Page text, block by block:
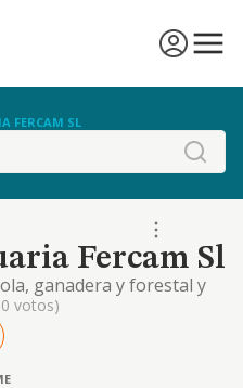
FERCAM SL
Fercam Sl
ganadera y forestal y
e
los productos obtenidos
votos)